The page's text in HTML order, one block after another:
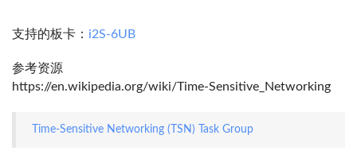
支持的板卡： i2S-6UB
参考资源
https://en.wikipedia.org/wiki/Time-Sensitive_Networking
Time-Sensitive Networking (TSN) Task Group